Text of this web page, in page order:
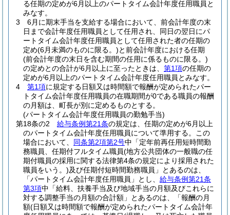
る任期の定めが6月以上のパートタイム会計年度任用職員と
みなす。
3
6月に期末手当を支給する場合において、前会計年度の末
日まで会計年度任用職員として任用され、同日の翌日にパ
ートタイム会計年度任用職員として任用された者の任期の
定め(6月未満のものに限る。)と前会計年度における任期
(前会計年度の末日を含む期間の任用に係るものに限る。)
の定めとの合計が6月以上に至ったときは、 第1項の任期の
定めが6月以上のパートタイム会計年度任用職員とみなす。
4
第1項に規定する日額又は時間額で報酬が定められたパー
トタイム会計年度任用職員の在職期間が0である職員の報酬
の月額は、町長が別に定めるものとする。
(パートタイム会計年度任用職員の勤勉手当)
第18条の2
給与条例第21条の規定は、任期の定めが6月以上
のパートタイム会計年度任用職員について準用する。
この
場合において、 同条第2項第2号中「定年前再任用短時間勤
務職員、任期付フルタイム職員(地方公共団体の一般職の任
期付職員の採用に関する法律第4条の規定により採用された
職員をいう。)及び任期付短時間勤務職員」とあるのは、
「パートタイム会計年度任用職員」とし、 給与条例第21条
第3項中「給料、扶養手当及び地域手当の月額及びこれらに
対する調整手当の月額の合計額」とあるのは、「報酬の月
額(日額又は時間額で報酬が定められたパートタイム会計年